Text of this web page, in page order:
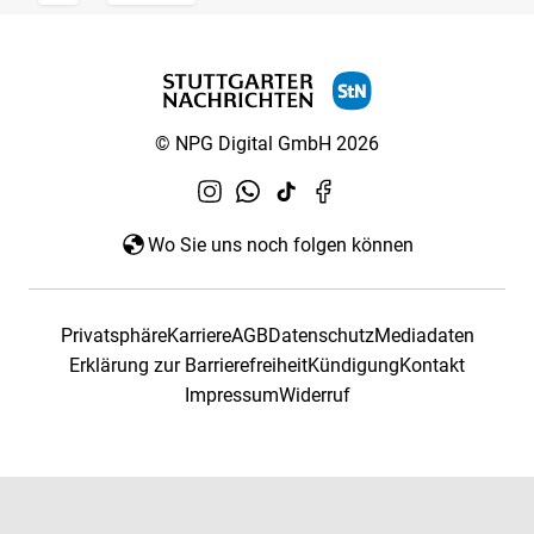
© NPG Digital GmbH 2026
Wo Sie uns noch folgen können
PrivatsphäreKarriereAGBDatenschutzMediadaten
Erklärung zur BarrierefreiheitKündigungKontakt
ImpressumWiderruf